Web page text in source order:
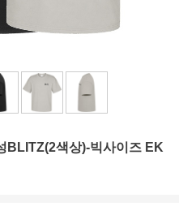
BLITZ(2색상)-빅사이즈 EK